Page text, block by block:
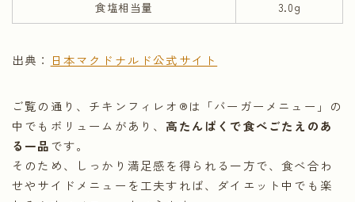
食塩相当量 3.0g
出典： 日本マクドナルド公式サイト
ご覧の通り、チキンフィレオ®は「バーガーメニュー」の
中でもボリュームがあり、 高たんぱくで食べごたえのあ
る一品です。
そのため、しっかり満足感を得られる一方で、食べ合わ
せやサイドメニューを工夫すれば、ダイエット中でも楽